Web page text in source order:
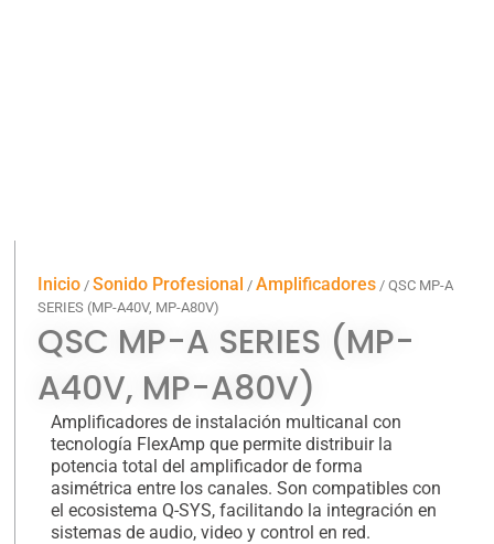
Inicio /Sonido Profesional /Amplificadores / QSC MP-A
SERIES (MP-A40V, MP-A80V)
QSC MP-A SERIES (MP-
A40V, MP-A80V)
Amplificadores de instalación multicanal con
tecnología FlexAmp que permite distribuir la
potencia total del amplificador de forma
asimétrica entre los canales. Son compatibles con
el ecosistema Q-SYS, facilitando la integración en
sistemas de audio, video y control en red.